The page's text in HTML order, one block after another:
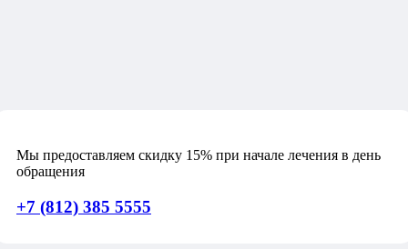
Читать дальше
Мы предоставляем скидку 15% при начале лечения в день
обращения
+7 (812) 385 5555